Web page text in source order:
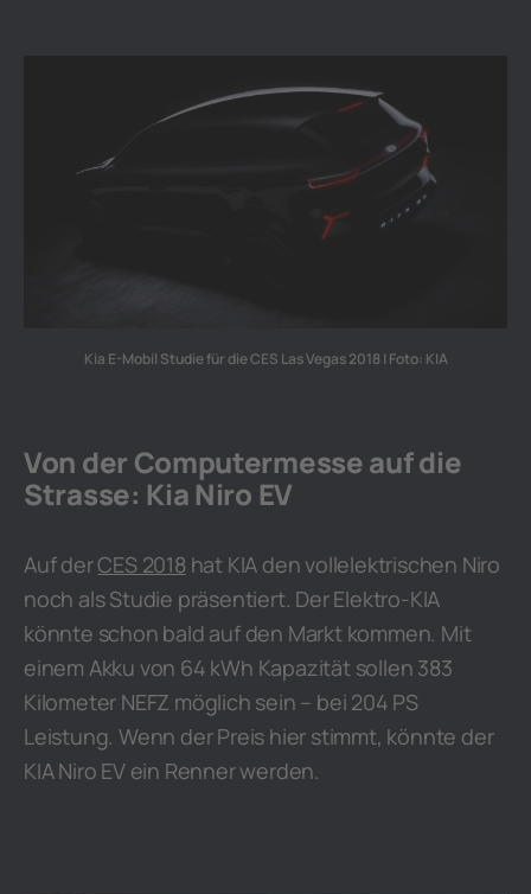
Kia E-Mobil Studie für die CES Las Vegas 2018 | Foto: KIA
Von der Computermesse auf die
Strasse: Kia Niro EV
Auf derCES 2018 hat KIA den vollelektrischen Niro
noch als Studie präsentiert. Der Elektro-KIA
könnte schon bald auf den Markt kommen. Mit
einem Akku von 64 kWh Kapazität sollen 383
Kilometer NEFZ möglich sein – bei 204 PS
Leistung. Wenn der Preis hier stimmt, könnte der
KIA Niro EV ein Renner werden.